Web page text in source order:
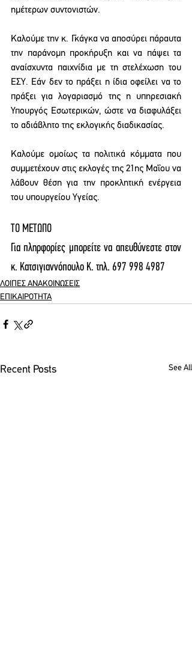
ημέτερων συντονιστών.
Καλούμε την κ. Γκάγκα να αποσύρει πάραυτα
την παράνομη προκήρυξη και να πάψει τα
αναίσχυντα παιχνίδια με τη στελέχωση του
ΕΣΥ. Εάν δεν το πράξει η ίδια οφείλει να το
πράξει για λογαριασμό της η υπηρεσιακή
Υπουργός Εσωτερικών, ώστε να διαφυλάξει
το αδιάβλητο της εκλογικής διαδικασίας.
Καλούμε ομοίως τα πολιτικά κόμματα που
συμμετέχουν στις εκλογές της 21ης Μαΐου να
λάβουν θέση για την προκλητική ενέργεια
του υπουργείου Υγείας.
ΤΟ ΜΕΤΩΠΟ
Για πληρφορίες μπορείτε να απευθύνεστε στον
κ. Κατσιγιαννόπουλο Κ. τηλ. 697 998 4987
ΛΟΙΠΕΣ ΑΝΑΚΟΙΝΩΣΕΙΣ
ΕΠΙΚΑΙΡΟΤΗΤΑ
Recent Posts See All